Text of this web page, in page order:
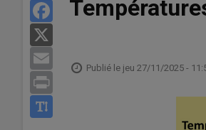
Facebook
Publié le jeu 27/11/2025 -